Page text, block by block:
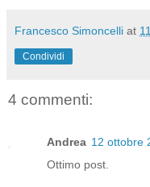
Francesco Simoncelli at
Condividi
4 commenti:
Andrea 12 ottobre
Ottimo post.